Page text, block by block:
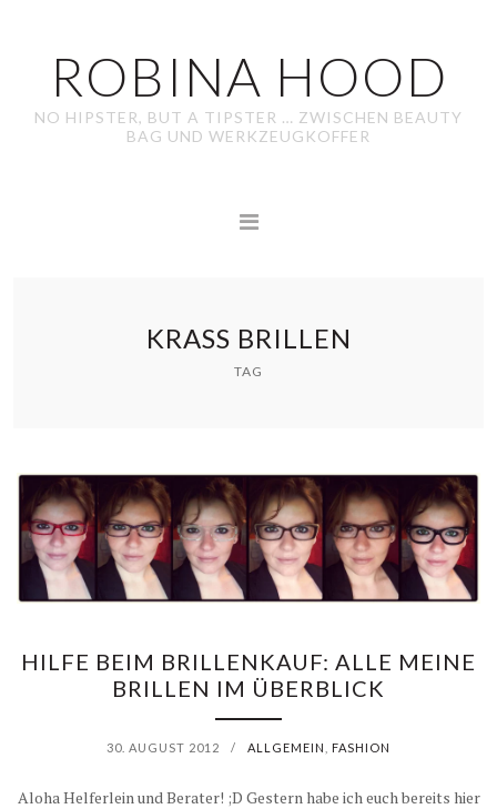
ROBINA HOOD
NO HIPSTER, BUT A TIPSTER … ZWISCHEN BEAUTY
BAG UND WERKZEUGKOFFER
KRASS BRILLEN
TAG
HILFE BEIM BRILLENKAUF: ALLE MEINE
BRILLEN IM ÜBERBLICK
30. AUGUST 2012 / ALLGEMEIN FASHION
Aloha Helferlein und Berater! ;D Gestern habe ich euch bereits hier